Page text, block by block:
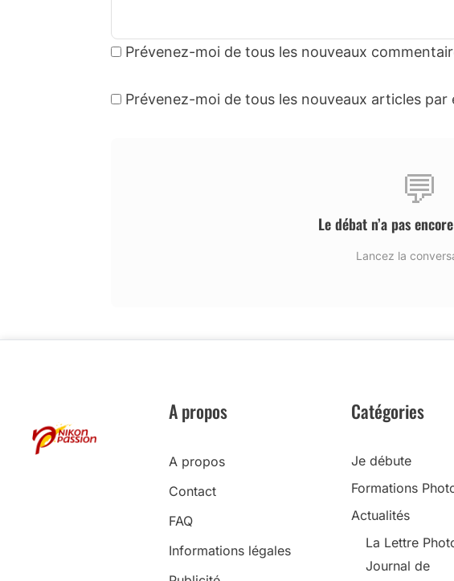
Prévenez-moi de tous les nouveaux
Prévenez-moi de tous les nouveaux articles par
💬
Le débat n’a pas
Lancez la
A propos
A propos
Contact
FAQ
Informations légales
Catégories
Je débute
Formations
Actualités
La Lettre
Journal de